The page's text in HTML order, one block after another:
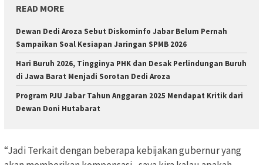
READ MORE
Dewan Dedi Aroza Sebut Diskominfo Jabar Belum Pernah
Sampaikan Soal Kesiapan Jaringan SPMB 2026
Hari Buruh 2026, Tingginya PHK dan Desak Perlindungan Buruh
di Jawa Barat Menjadi Sorotan Dedi Aroza
Program PJU Jabar Tahun Anggaran 2025 Mendapat Kritik dari
Dewan Doni Hutabarat
“Jadi Terkait dengan beberapa kebijakan gubernur yang